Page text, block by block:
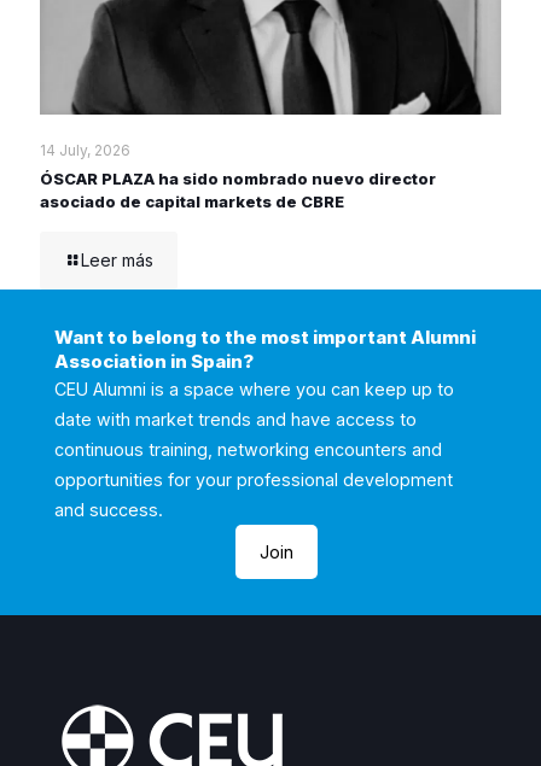
14 July, 2026
ÓSCAR PLAZA ha sido nombrado nuevo director
asociado de capital markets de CBRE
Leer más
Want to belong to the most important Alumni
Association in Spain?
CEU Alumni is a space where you can keep up to
date with market trends and have access to
continuous training, networking encounters and
opportunities for your professional development
and success.
Join